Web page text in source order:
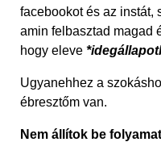
facebookot és az instát,
amin felbasztad magad
hogy eleve
Ugyanehhez a
ébresztőm van.
Nem állítok be